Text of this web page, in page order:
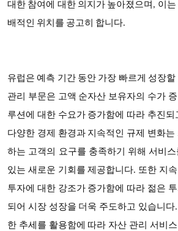
대한 참여에 대한 의지가 높아졌으며, 이는
배적인 위치를 공고히 합니다.
유럽은 예측 기간 동안 가장 빠르게 성장
관리 부문은 고액 순자산 보유자의 수가
루션에 대한 수요가 증가함에 따라 추진되
다양한 경제 환경과 지속적인 규제 변화
하는 고객의 요구를 충족하기 위해 서비
있는 새로운 기회를 제공합니다. 또한 지
투자에 대한 강조가 증가함에 따라 젊은
되어 시장 성장을 더욱 주도하고 있습니다
한 추세를 활용함에 따라 자산 관리 서비